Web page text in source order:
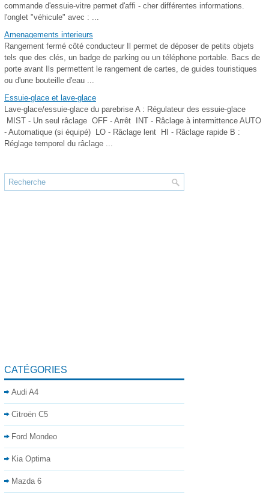
commande d'essuie-vitre permet d'affi - cher différentes informations.
l'onglet "véhicule" avec : ...
Amenagements interieurs
Rangement fermé côté conducteur Il permet de déposer de petits objets
tels que des clés, un badge de parking ou un téléphone portable. Bacs de
porte avant Ils permettent le rangement de cartes, de guides touristiques
ou d'une bouteille d'eau ...
Essuie-glace et lave-glace
Lave-glace/essuie-glace du parebrise A : Régulateur des essuie-glace
MIST - Un seul râclage OFF - Arrêt INT - Râclage à intermittence AUTO
- Automatique (si équipé) LO - Râclage lent HI - Râclage rapide B :
Réglage temporel du râclage ...
CATÉGORIES
Audi A4
Citroën C5
Ford Mondeo
Kia Optima
Mazda 6